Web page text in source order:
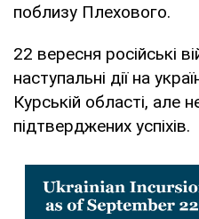
поблизу Плехового.
22 вересня російські
наступальні дії на
Курській області, але
підтверджених успіхів.